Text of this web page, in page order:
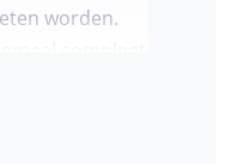
worden.
compleet